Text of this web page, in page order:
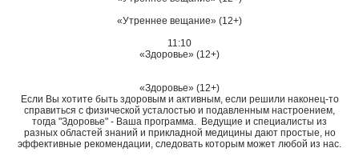
«Утреннее вещание» (12+)
11:10
«Здоровье» (12+)
«Здоровье» (12+)
Если Вы хотите быть здоровым и активным, если решили наконец-то
справиться с физической усталостью и подавленным настроением,
тогда "Здоровье" - Ваша программа. Ведущие и специалисты из
разных областей знаний и прикладной медицины дают простые, но
эффективные рекомендации, следовать которым может любой из нас.